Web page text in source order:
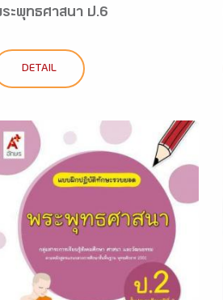
ะพุทธศาสนา ป.6
DETAIL